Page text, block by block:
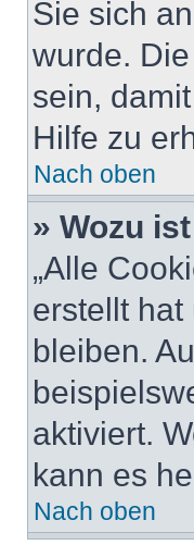
Sie sich
wurde.
sein,
Hilfe zu
Nach oben
» Wozu
„Alle
erstellt
bleiben.
aktiviert.
kann es
Nach oben